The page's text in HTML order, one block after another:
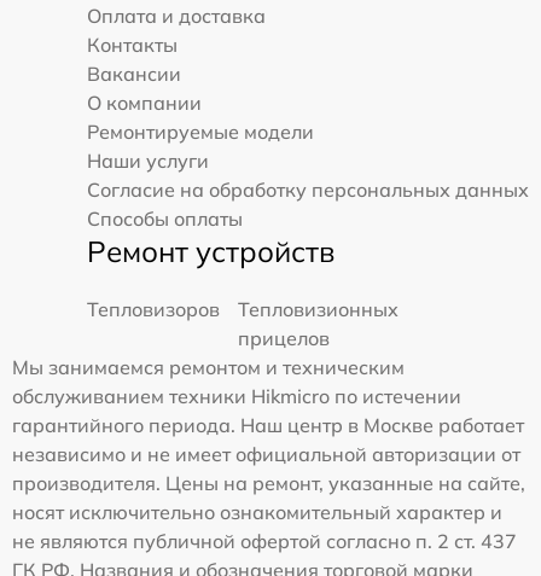
Оплата и доставка
Контакты
Вакансии
О компании
Ремонтируемые модели
Наши услуги
Согласие на обработку персональных данных
Способы оплаты
Ремонт устройств
Тепловизоров
Тепловизионных
прицелов
Мы занимаемся ремонтом и техническим
обслуживанием техники Hikmicro по истечении
гарантийного периода. Наш центр в Москве работает
независимо и не имеет официальной авторизации от
производителя. Цены на ремонт, указанные на сайте,
носят исключительно ознакомительный характер и
не являются публичной офертой согласно п. 2 ст. 437
ГК РФ. Названия и обозначения торговой марки